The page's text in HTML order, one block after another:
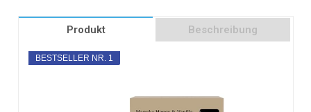
Produkt Beschreibung
BESTSELLER NR. 1